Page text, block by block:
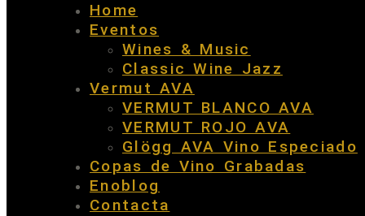
Home
Eventos
Wines & Music
Classic Wine Jazz
Vermut AVA
VERMUT BLANCO AVA
VERMUT ROJO AVA
Glögg AVA Vino Especiado
Copas de Vino Grabadas
Enoblog
Contacta